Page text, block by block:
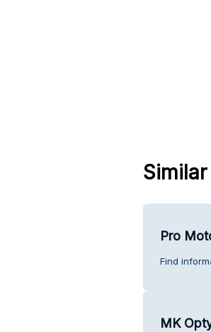
Similar
Pro
Find
MK